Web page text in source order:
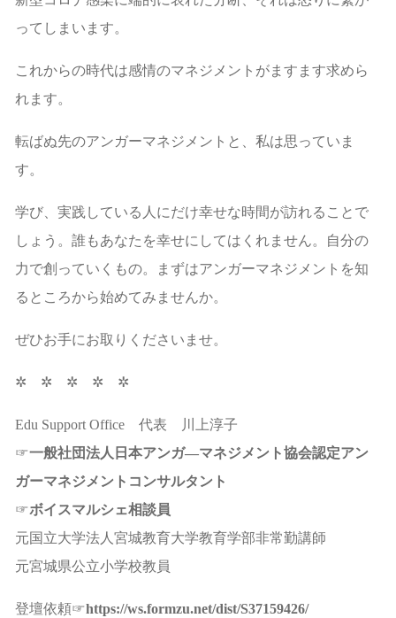
ってしまいます。
これからの時代は感情のマネジメントがますます求めら
れます。
転ばぬ先のアンガーマネジメントと、私は思っていま
す。
学び、実践している人にだけ幸せな時間が訪れることで
しょう。誰もあなたを幸せにしてはくれません。自分の
力で創っていくもの。まずはアンガーマネジメントを知
るところから始めてみませんか。
ぜひお手にお取りくださいませ。
✲ ✲ ✲ ✲ ✲
Edu Support Office 代表 川上淳子
☞一般社団法人日本アンガ―マネジメント協会認定アン
ガーマネジメントコンサルタント
☞ボイスマルシェ相談員
元国立大学法人宮城教育大学教育学部非常勤講師
元宮城県公立小学校教員
登壇依頼☞https://ws.formzu.net/dist/S37159426/